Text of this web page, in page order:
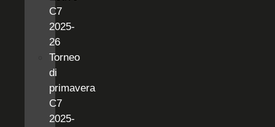
C7
2025-
26
Torneo
di
primavera
C7
2025-